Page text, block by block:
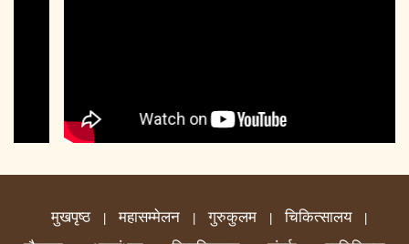
मुखपृष्ठ महासम्मेलन गुरुकुलम चिकित्सालय